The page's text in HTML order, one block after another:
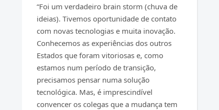
“Foi um verdadeiro brain storm (chuva de
ideias). Tivemos oportunidade de contato
com novas tecnologias e muita inovação.
Conhecemos as experiências dos outros
Estados que foram vitoriosas e, como
estamos num período de transição,
precisamos pensar numa solução
tecnológica. Mas, é imprescindível
convencer os colegas que a mudança tem